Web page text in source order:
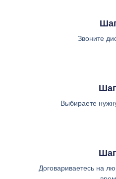
Звоните
Выбираете
Договариваетесь на